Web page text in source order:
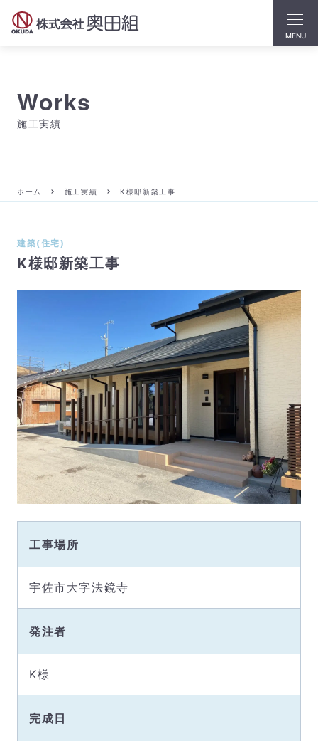
MENU
Works
施工実績
ホーム 施工実績 K様邸新築工事
建築(住宅)
K様邸新築工事
工事場所
宇佐市大字法鏡寺
発注者
K様
完成日